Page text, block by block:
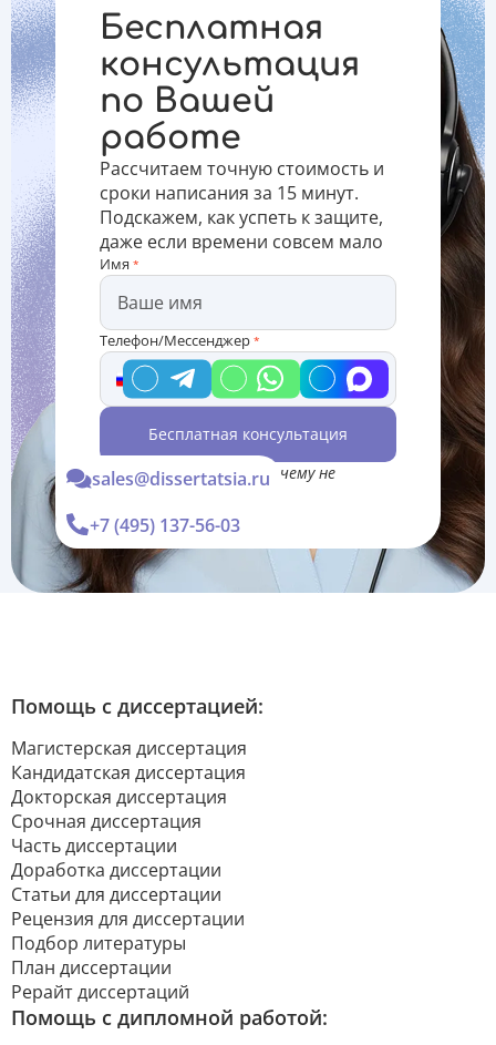
редактирования
текста. 5
лучших
текстовых
редакторов
для
написания
дипломов,
курсовых,
рефе
стандартным
для всех
категорий
научных
работ.
Оформление
формул по
ГОСТу:
действительны
для всех
категорий
рисунко
Бесплатная
консультация
по Вашей
работе
Рассчитаем точную стоимость и
сроки написания за 15 минут.
Подскажем, как успеть к защите,
даже если времени совсем мало
Имя *
Телефон/Мессенджер *
Бесплатная консультация
*Консультация Вас ни к чему не
обязывает
sales@dissertatsia.ru
+7 (495) 137-56-03
Помощь с диссертацией:
Магистерская диссертация
Кандидатская диссертация
Докторская диссертация
Срочная диссертация
Часть диссертации
Доработка диссертации
Статьи для диссертации
Рецензия для диссертации
Подбор литературы
План диссертации
Рерайт диссертаций
Помощь с дипломной работой: